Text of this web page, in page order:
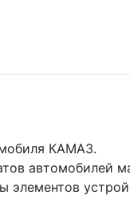
КАМАЗ.
автомобилей
элементов